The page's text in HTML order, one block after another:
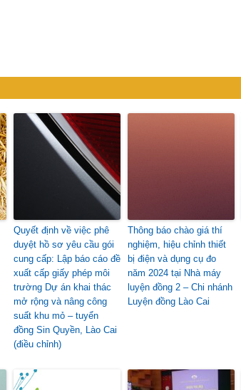
Quyết định về việc phê
duyệt hồ sơ yêu cầu gói
cung cấp: Lập báo cáo đề
xuất cấp giấy phép môi
trường Dự án khai thác
mở rộng và nâng công
suất khu mỏ – tuyển
đồng Sin Quyền, Lào Cai
(điều chỉnh)
Thông báo chào giá thí
nghiệm, hiệu chỉnh thiết
bị điện và dụng cụ đo
năm 2024 tại Nhà máy
luyện đồng 2 – Chi nhánh
Luyện đồng Lào Cai